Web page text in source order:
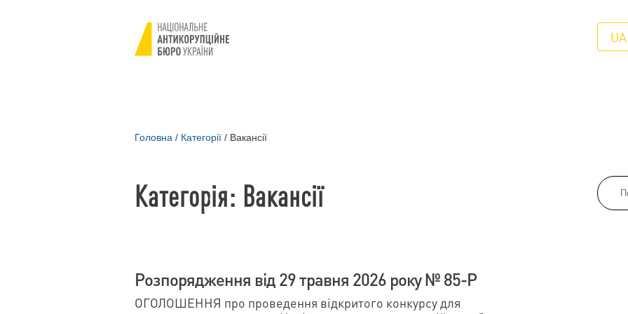
UA
Головна / Категорії / Вакансії
Категорія: Вакансії
Розпорядження від 29 травня 2026 року № 85-Р
ОГОЛОШЕННЯ про проведення відкритого конкурсу для